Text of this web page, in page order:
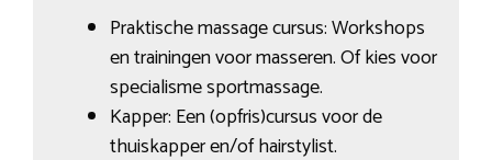
Praktische massage cursus: Workshops
en trainingen voor masseren. Of kies voor
specialisme sportmassage.
Kapper: Een (opfris)cursus voor de
thuiskapper en/of hairstylist.